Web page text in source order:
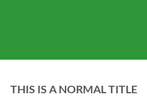
THIS IS A NORMAL TITLE